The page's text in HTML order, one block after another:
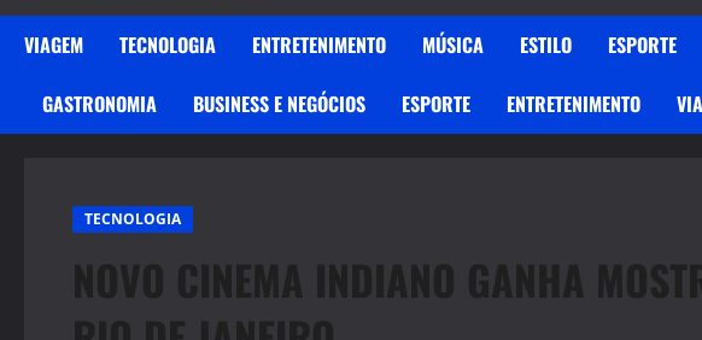
VIAGEM TECNOLOGIA ENTRETENIMENTO MÚSICA ESTILO ESPORTE
GASTRONOMIA BUSINESS E NEGÓCIOS ESPORTE ENTRETENIMENTO
TECNOLOGIA
NOVO CINEMA INDIANO GANHA